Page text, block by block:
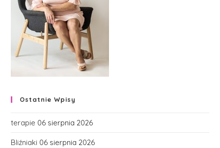
Ostatnie Wpisy
terapie 06 sierpnia 2026
Bliźniaki 06 sierpnia 2026